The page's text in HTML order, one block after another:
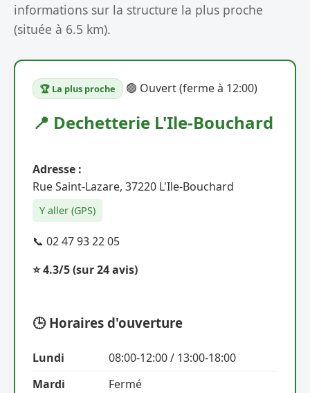
informations sur la structure la plus proche
(située à 6.5 km).
🏆 La plus proche 🟢 Ouvert (ferme à 12:00)
📍 Dechetterie L'Ile-Bouchard
Adresse :
Rue Saint-Lazare, 37220 L'Ile-Bouchard
Y aller (GPS)
📞 02 47 93 22 05
⭐ 4.3/5(sur 24 avis)
🕒 Horaires d'ouverture
Lundi
08:00-12:00 / 13:00-18:00
Mardi
Fermé